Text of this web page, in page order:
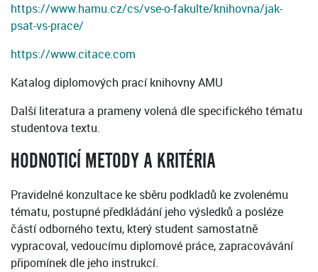
https://www.hamu.cz/cs/vse-o-fakulte/knihovna/jak-
psat-vs-prace/
https://www.citace.com
Katalog diplomových prací knihovny AMU
Další literatura a prameny volená dle specifického tématu
studentova textu.
HODNOTICÍ METODY A KRITÉRIA
Pravidelné konzultace ke sběru podkladů ke zvolenému
tématu, postupné předkládání jeho výsledků a posléze
částí odborného textu, který student samostatně
vypracoval, vedoucímu diplomové práce, zapracovávání
připomínek dle jeho instrukcí.